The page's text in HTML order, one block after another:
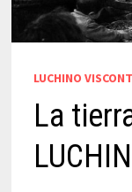
LUCHINO
La